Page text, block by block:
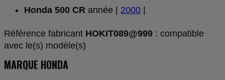
Honda 500 CR année | 2000
Référence fabricant HOKIT089@999 : compatible
avec le(s) modèle(s)
MARQUE HONDA